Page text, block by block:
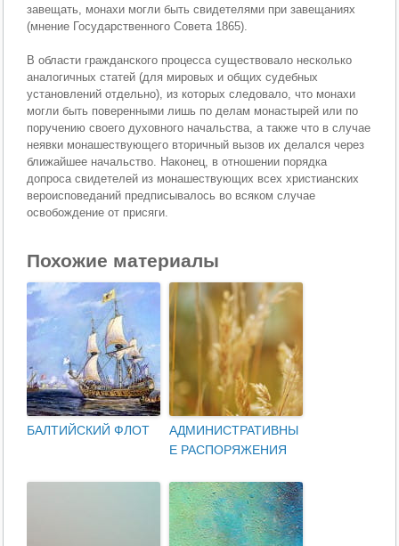
завещать, монахи могли быть свидетелями при завещаниях
(мнение Государственного Совета 1865).
В области гражданского процесса существовало несколько
аналогичных статей (для мировых и общих судебных
установлений отдельно), из которых следовало, что монахи
могли быть поверенными лишь по делам монастырей или по
поручению своего духовного начальства, а также что в случае
неявки монашествующего вторичный вызов их делался через
ближайшее начальство. Наконец, в отношении порядка
допроса свидетелей из монашествующих всех христианских
вероисповеданий предписывалось во всяком случае
освобождение от присяги.
Похожие материалы
БАЛТИЙСКИЙ ФЛОТ
АДМИНИСТРАТИВНЫ
Е РАСПОРЯЖЕНИЯ